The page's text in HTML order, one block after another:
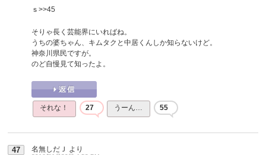
ｓ >>45
そりゃ長く芸能界にいればね。
うちの婆ちゃん、キムタクと中居くんしか知らないけど。
神奈川県民ですが。
のど自慢見て知ったよ。
それな！ 27 うーん… 55
47 名無しだＪ より